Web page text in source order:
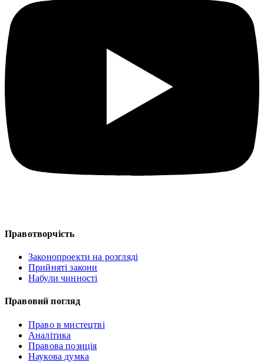
Правотворчість
Законопроекти на розгляді
Прийняті закони
Набули чинності
Правовий погляд
Право в мистецтві
Аналітика
Правова позиція
Наукова думка